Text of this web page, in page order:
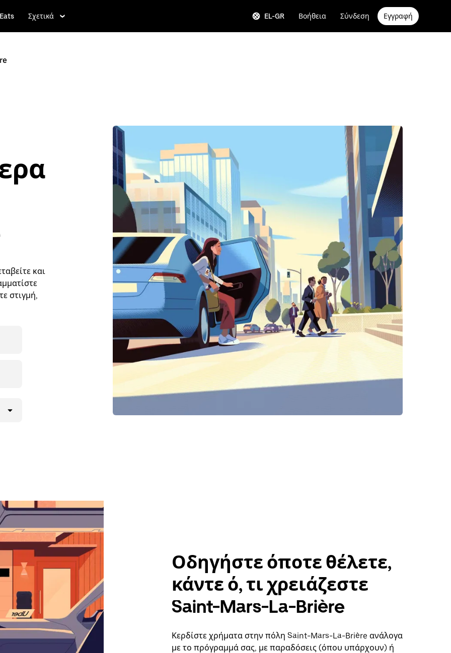
Σχετικά EL-GR Βοήθεια Σύνδεση Εγγραφή
και
στιγμή,
Οδηγήστε όποτε θέλετε,
κάντε ό, τι χρειάζεστε
Saint-Mars-La-Brière
Κερδίστε χρήματα στην πόλη Saint-Mars-La-Brière ανάλογα
με το πρόγραμμά σας, με παραδόσεις (όπου υπάρχουν) ή